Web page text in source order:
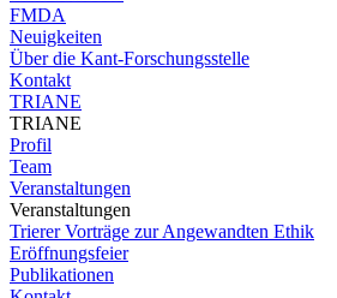
FMDA
Neuigkeiten
Über die Kant-Forschungsstelle
Kontakt
TRIANE
TRIANE
Profil
Team
Veranstaltungen
Veranstaltungen
Trierer Vorträge zur Angewandten Ethik
Eröffnungsfeier
Publikationen